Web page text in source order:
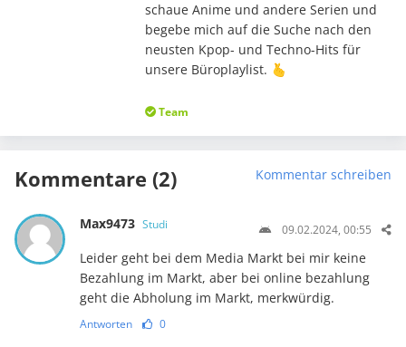
schaue Anime und andere Serien und
begebe mich auf die Suche nach den
neusten Kpop- und Techno-Hits für
unsere Büroplaylist. 🫰
Team
Kommentare (2) Kommentar schreiben
Max9473 Studi 09.02.2024, 00:55
Leider geht bei dem Media Markt bei mir keine
Bezahlung im Markt, aber bei online bezahlung
geht die Abholung im Markt, merkwürdig.
Antworten 0